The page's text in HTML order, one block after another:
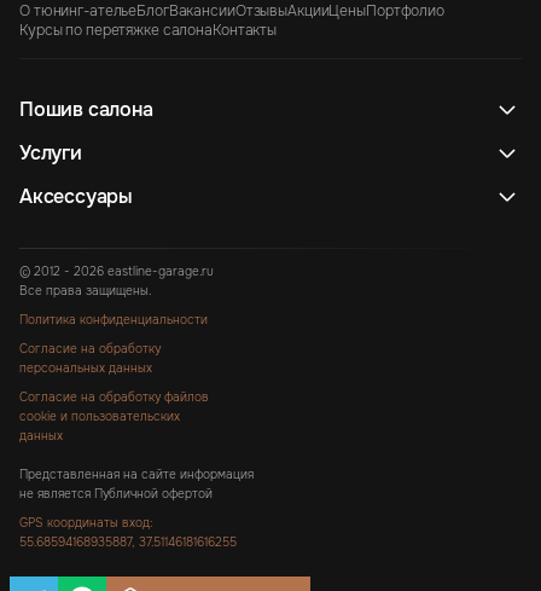
О тюнинг-ательеБлогВакансииОтзывыАкцииЦеныПортфолио
Курсы по перетяжке салонаКонтакты
Пошив салона
Услуги
Аксессуары
© 2012 - 2026 eastline-garage.ru
Все права защищены.
Политика конфиденциальности
Согласие на обработку
персональных данных
Согласие на обработку файлов
cookie и пользовательских
данных
Представленная на сайте информация
не является Публичной офертой
GPS координаты вход:
55.68594168935887, 37.51146181616255